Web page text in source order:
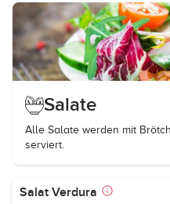
Salate
Alle Salate werden mit
serviert.
Salat Verdura